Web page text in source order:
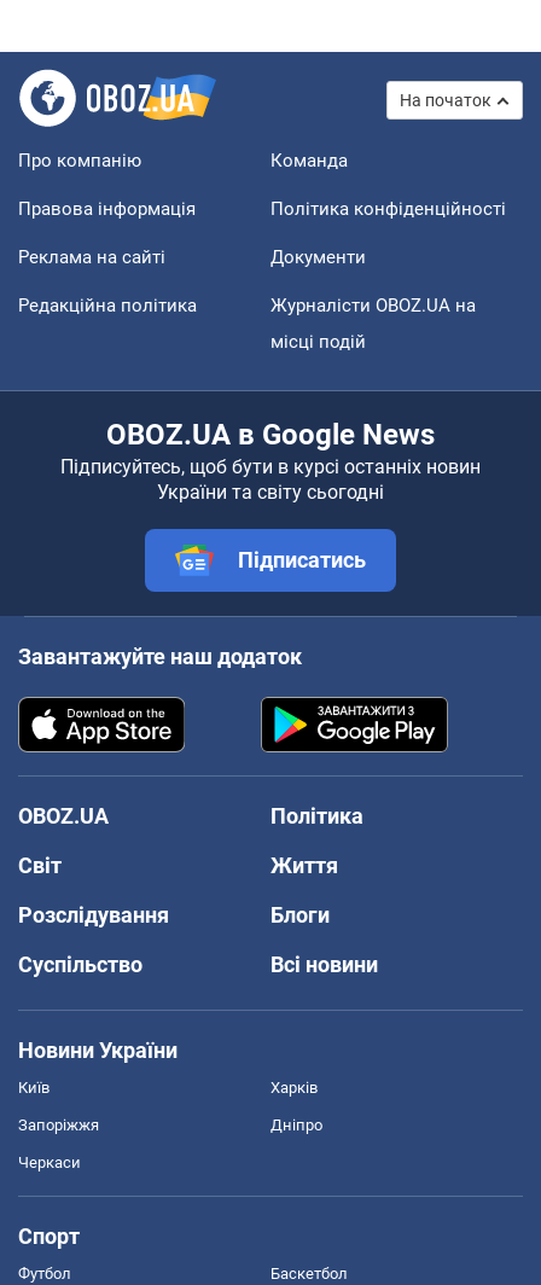
На початок
Про компанію Команда
Правова інформація Політика конфіденційності
Реклама на сайті Документи
Редакційна політика
Журналісти OBOZ.UA на
місці подій
OBOZ.UA в Google News
Підписуйтесь, щоб бути в курсі останніх новин
України та світу сьогодні
Підписатись
Завантажуйте наш додаток
OBOZ.UA
Політика
Світ
Життя
Розслідування
Блоги
Суспільство
Всі новини
Новини України
Київ Харків
Запоріжжя Дніпро
Черкаси
Спорт
Футбол Баскетбол